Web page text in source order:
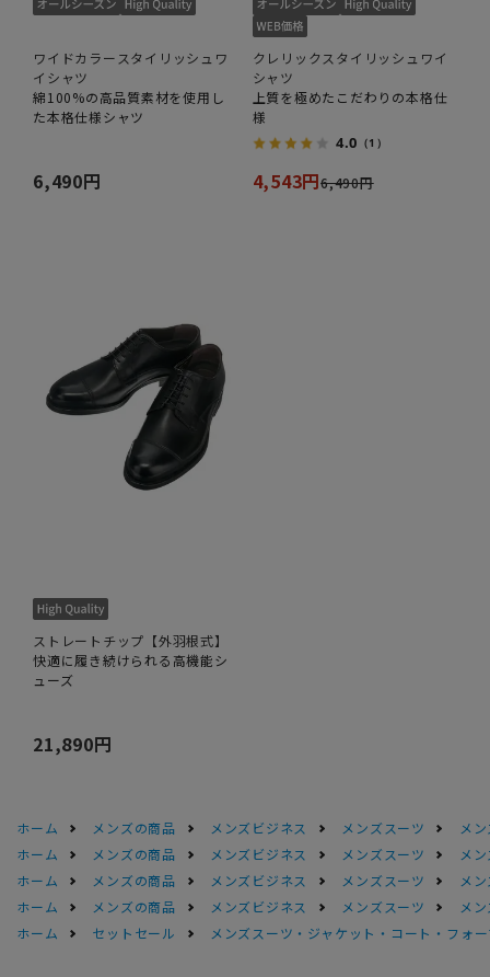
ワイドカラースタイリッシュワ
イシャツ
綿100%の高品質素材を使用し
た本格仕様シャツ
6,490円
クレリックスタイリッシュワイ
シャツ
上質を極めたこだわりの本格仕
様
4.0 （1）
4,543円6,490円
ストレートチップ【外羽根式】
快適に履き続けられる高機能シ
ューズ
21,890円
ホーム メンズの商品 メンズビジネス メンズスーツ
メ
ホーム
メンズの商品 メンズビジネス メンズスーツ
メ
ホーム
メンズの商品 メンズビジネス メンズスーツ
メ
ホーム
メンズの商品 メンズビジネス メンズスーツ
メ
ホーム
セットセール メンズスーツ・ジャケット・コート・フォ